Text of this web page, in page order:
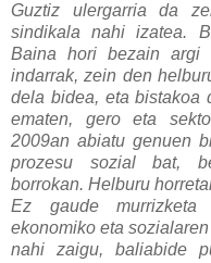
Guztiz ulergarria da
sindikala nahi izatea.
Baina hori bezain argi
indarrak, zein den
dela bidea, eta bistakoa
ematen, gero eta
2009an abiatu genuen
prozesu sozial bat,
borrokan. Helburu
Ez gaude murrizketa
ekonomiko eta
nahi zaigu, baliabide